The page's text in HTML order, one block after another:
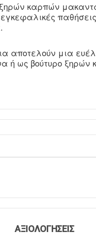
καρπών
εγκεφαλικές
αποτελούν μια
ως βούτυρο ξηρών
ΑΞΙΟΛΟΓΉΣΕΙΣ